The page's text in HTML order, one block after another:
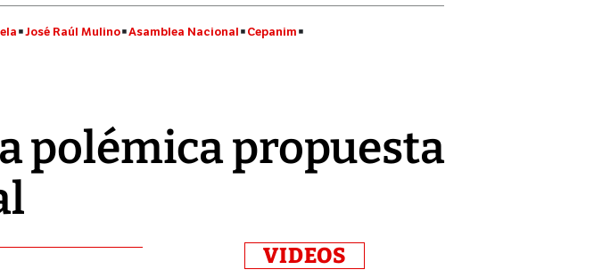
José Raúl Mulino Asamblea Nacional Cepanim
polémica propuesta
VIDEOS